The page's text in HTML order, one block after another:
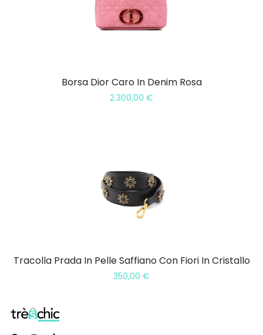
Borsa Dior Caro In Denim Rosa
2.300,00 €
Tracolla Prada In Pelle Saffiano Con Fiori In Cristallo
350,00 €